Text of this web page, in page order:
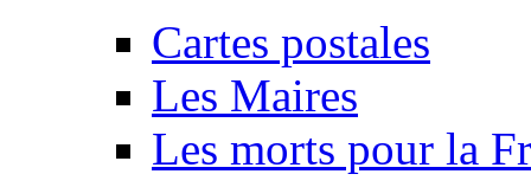
Cartes postales
Les Maires
Les morts pour la